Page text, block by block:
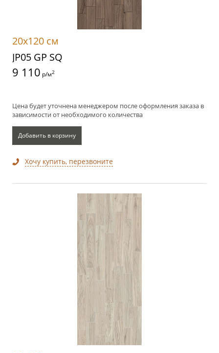
20x120 см
JP05 GP SQ
9 110 р/м2
Цена будет уточнена менеджером после оформления заказа в
зависимости от необходимого количества
Добавить в корзину
Хочу купить, перезвоните